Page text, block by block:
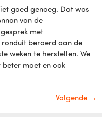
goed genoeg. Dat was
van de
met
beroerd aan de
weken te herstellen. We
moet en ook
Volgende →